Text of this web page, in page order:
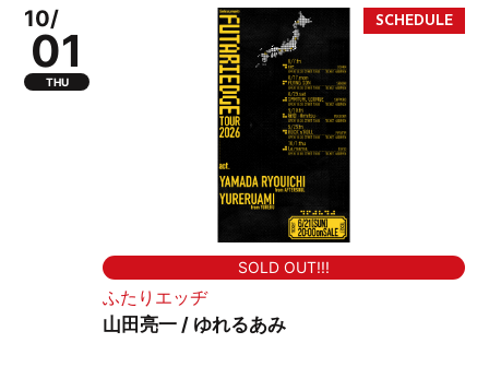
10/
01
THU
SOLD OUT!!!
ふたりエッヂ
山田亮一 / ゆれるあみ